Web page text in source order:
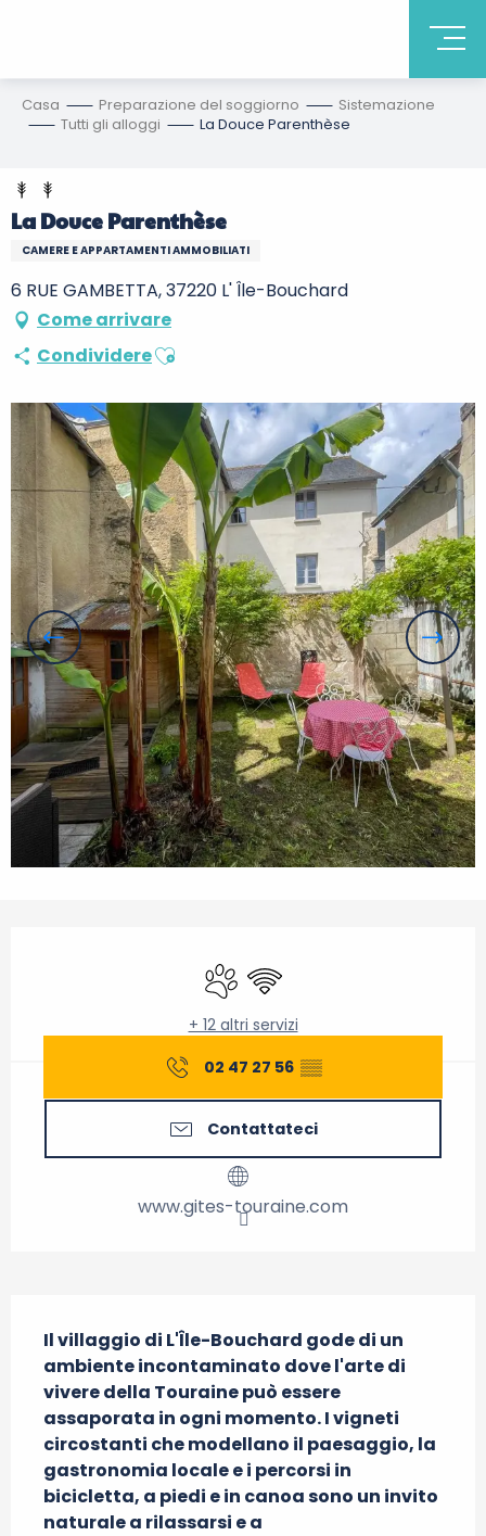
Casa Preparazione del soggiorno
Sistemazione
Tutti gli alloggi
La Douce Parenthèse
La Douce Parenthèse
CAMERE E APPARTAMENTI AMMOBILIATI
6 RUE GAMBETTA, 37220 L' Île-Bouchard
Come arrivare
CondividereAjouter aux favoris
Animali ammessi
Wi-Fi
+ 12 altri servizi
02 47 27 56 ▒▒
Contattateci
www.gites-touraine.com
Il villaggio di L'Île-Bouchard gode di un
ambiente incontaminato dove l'arte di
vivere della Touraine può essere
assaporata in ogni momento. I vigneti
circostanti che modellano il paesaggio, la
gastronomia locale e i percorsi in
bicicletta, a piedi e in canoa sono un invito
naturale a rilassarsi e a